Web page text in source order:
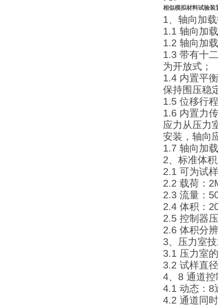
相似模拟材料试验装
1、轴向加
1.1 轴向加
1.2 轴向加
1.3 带有十
为开放式；
1.4 内置平
保持围压稳
1.5 位移行
1.6 内置力
应力从压力
安装，轴向
1.7 轴向加
2、标准体
2.1 可为试
2.2 载荷：
2.3 流量：
2.4 体积：
2.5 控制器
2.6 体积分
3、压力室
3.1 压力室
3.2 试样直
4、8 通道
4.1 动态：8
4.2 通道同